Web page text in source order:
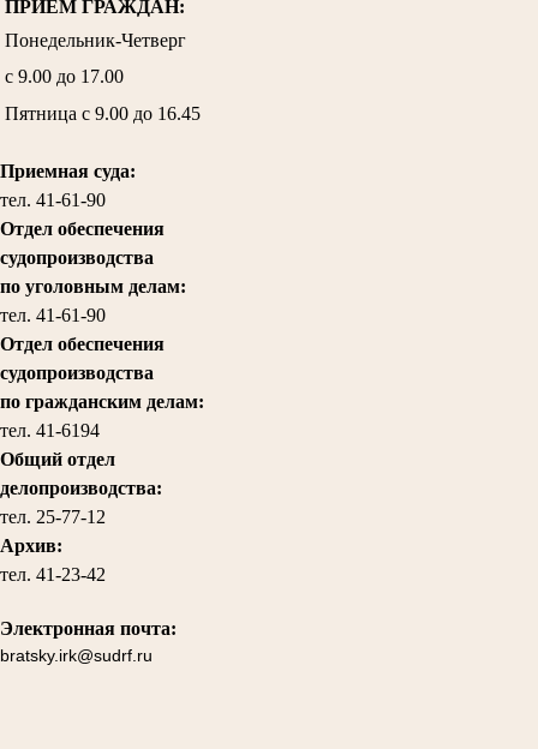
ПРИЕМ ГРАЖДАН:
Понедельник-Четверг
с 9.00 до 17.00
Пятница с 9.00 до 16.45
Приемная суда:
тел. 41-61-90
Отдел обеспечения
судопроизводства
по уголовным делам:
тел. 41-61-90
Отдел обеспечения
судопроизводства
по гражданским делам:
тел. 41-6194
Общий отдел
делопроизводства:
тел. 25-77-12
Архив:
тел. 41-23-42
Электронная почта:
bratsky.irk@sudrf.ru